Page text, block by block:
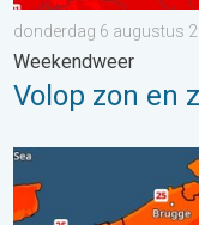
donderdag 6 augustus
Weekendweer
Volop zon en
Zaterdag warmste